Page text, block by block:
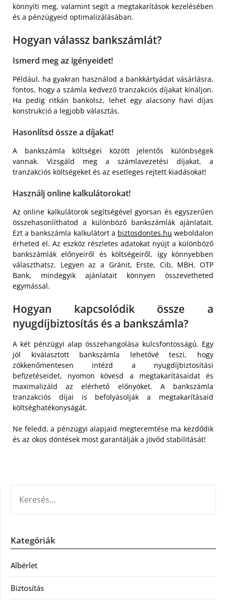
könnyíti meg, valamint segít a megtakarítások kezelésében
és a pénzügyeid optimalizálásában.
Hogyan válassz bankszámlát?
Ismerd meg az igényeidet!
Például, ha gyakran használod a bankkártyádat vásárlásra,
fontos, hogy a számla kedvező tranzakciós díjakat kínáljon.
Ha pedig ritkán bankolsz, lehet egy alacsony havi díjas
konstrukció a legjobb választás.
Hasonlítsd össze a díjakat!
A bankszámla költségei között jelentős különbségek
vannak. Vizsgáld meg a számlavezetési díjakat, a
tranzakciós költségeket és az esetleges rejtett kiadásokat!
Használj online kalkulátorokat!
Az online kalkulátorok segítségével gyorsan és egyszerűen
összehasonlíthatod a különböző bankszámlák ajánlatait.
Ezt a bankszámla kalkulátort a biztosdontes.hu weboldalon
érheted el. Az eszköz részletes adatokat nyújt a különböző
bankszámlák előnyeiről és költségeiről, így könnyebben
választhatsz. Legyen az a Gránit, Erste, Cib, MBH, OTP
Bank, mindegyik ajánlatait könnyen összevetheted
egymással.
Hogyan kapcsolódik össze a
nyugdíjbiztosítás és a bankszámla?
A két pénzügyi alap összehangolása kulcsfontosságú. Egy
jól kiválasztott bankszámla lehetővé teszi, hogy
zökkenőmentesen intézd a nyugdíjbiztosítási
befizetéseidet, nyomon kövesd a megtakarításaidat és
maximalizáld az elérhető előnyöket. A bankszámla
tranzakciós díjai is befolyásolják a megtakarításaid
költséghatékonyságát.
Ne feledd, a pénzügyi alapjaid megteremtése ma kezdődik
és az okos döntések most garantálják a jövőd stabilitását!
Kategóriák
Albérlet
Biztosítás